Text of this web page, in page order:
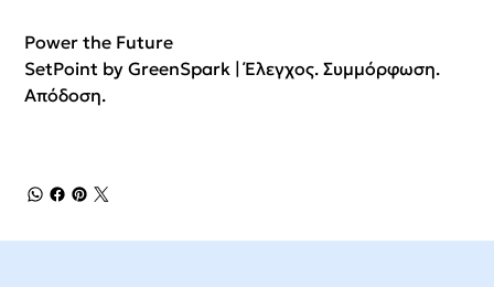
Power the Future
SetPoint by GreenSpark | Έλεγχος. Συμμόρφωση.
Απόδοση.